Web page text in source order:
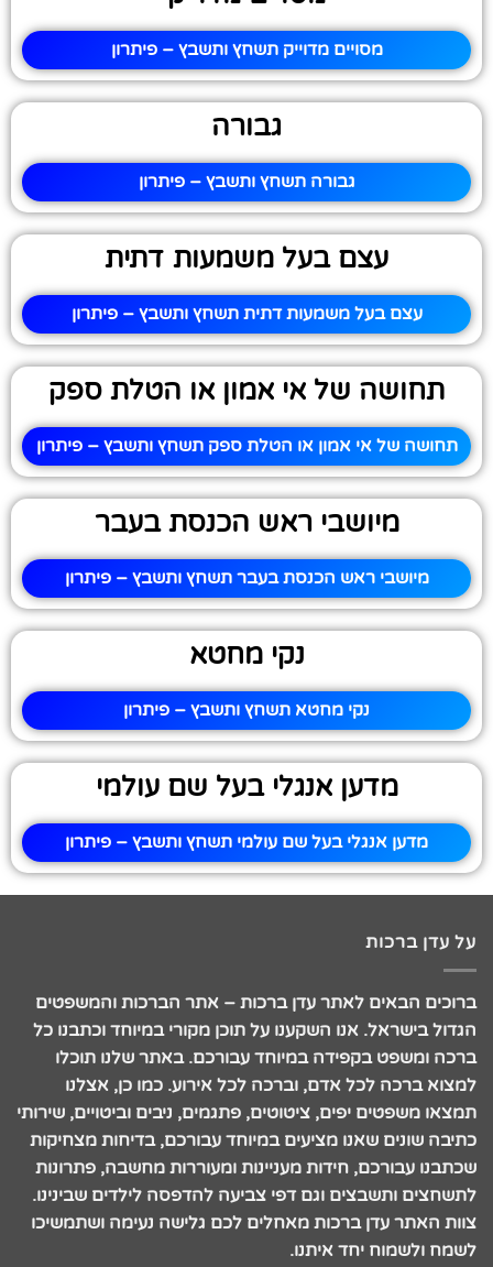
מסויים מדוייק תשחץ ותשבץ – פיתרון
גבורה
גבורה תשחץ ותשבץ – פיתרון
עצם בעל משמעות דתית
עצם בעל משמעות דתית תשחץ ותשבץ – פיתרון
תחושה של אי אמון או הטלת ספק
תחושה של אי אמון או הטלת ספק תשחץ ותשבץ – פיתרון
מיושבי ראש הכנסת בעבר
מיושבי ראש הכנסת בעבר תשחץ ותשבץ – פיתרון
נקי מחטא
נקי מחטא תשחץ ותשבץ – פיתרון
מדען אנגלי בעל שם עולמי
מדען אנגלי בעל שם עולמי תשחץ ותשבץ – פיתרון
על עדן ברכות
ברוכים הבאים לאתר עדן ברכות – אתר הברכות והמשפטים
הגדול בישראל. אנו השקענו על תוכן מקורי במיוחד וכתבנו כל
ברכה ומשפט בקפידה במיוחד עבורכם. באתר שלנו תוכלו
למצוא ברכה לכל אדם, וברכה לכל אירוע. כמו כן, אצלנו
תמצאו משפטים יפים, ציטוטים, פתגמים, ניבים וביטויים, שירותי
כתיבה שונים שאנו מציעים במיוחד עבורכם, בדיחות מצחיקות
שכתבנו עבורכם, חידות מעניינות ומעוררות מחשבה, פתרונות
לתשחצים ותשבצים וגם דפי צביעה להדפסה לילדים שבינינו.
צוות האתר עדן ברכות מאחלים לכם גלישה נעימה ושתמשיכו
לשמח ולשמוח יחד איתנו.